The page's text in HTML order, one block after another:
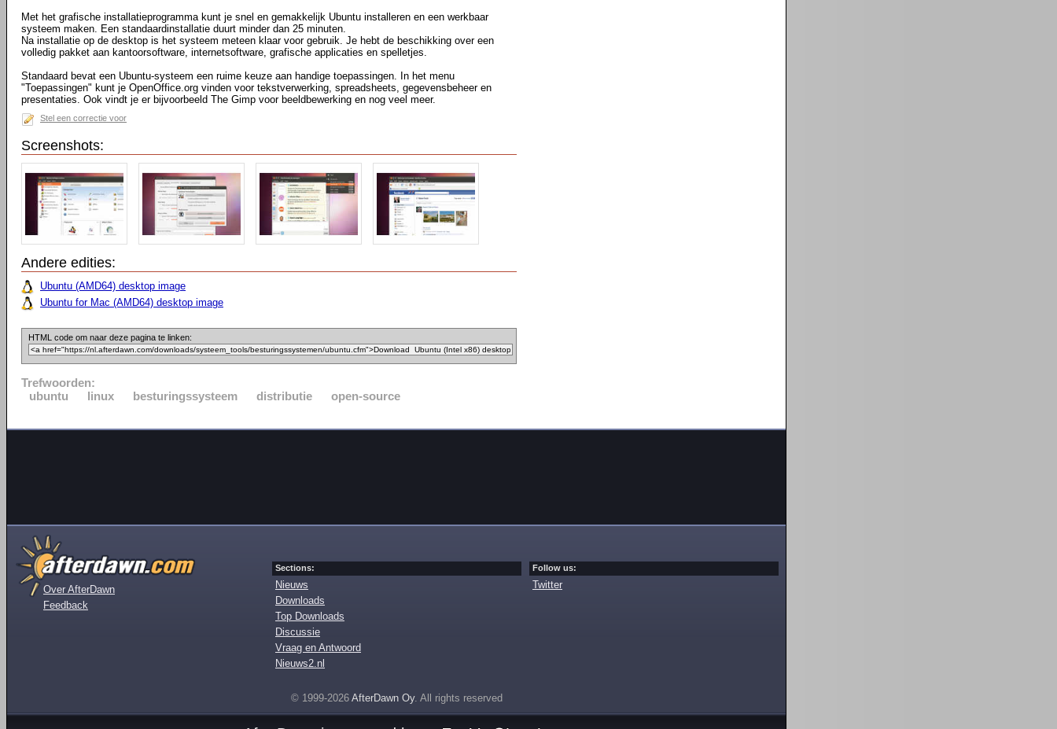
Met het grafische installatieprogramma kunt je snel en gemakkelijk Ubuntu installeren en een werkbaar
systeem maken. Een standaardinstallatie duurt minder dan 25 minuten.
Na installatie op de desktop is het systeem meteen klaar voor gebruik. Je hebt de beschikking over een
volledig pakket aan kantoorsoftware, internetsoftware, grafische applicaties en spelletjes.
Standaard bevat een Ubuntu-systeem een ruime keuze aan handige toepassingen. In het menu
"Toepassingen" kunt je OpenOffice.org vinden voor tekstverwerking, spreadsheets, gegevensbeheer en
presentaties. Ook vindt je er bijvoorbeeld The Gimp voor beeldbewerking en nog veel meer.
Stel een correctie voor
Screenshots:
Andere edities:
Ubuntu (AMD64) desktop image
Ubuntu for Mac (AMD64) desktop image
HTML code om naar deze pagina te linken:
Trefwoorden:
ubuntu
linux besturingssysteem distributie open-source
Over AfterDawn
Feedback
Sections:
Nieuws
Downloads
Top Downloads
Discussie
Vraag en Antwoord
Nieuws2.nl
Follow us:
Twitter
© 1999-2026 AfterDawn Oy. All rights reserved